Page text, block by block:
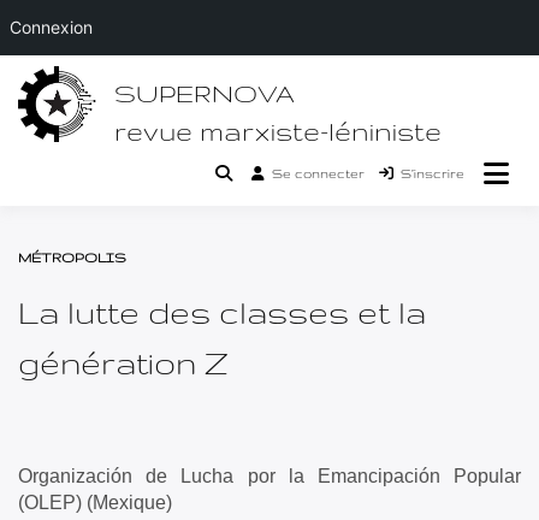
Passer
contenu
SUPERNOVA
revue marxiste-léniniste
Se connecter S’inscrire
MÉTROPOLIS
La lutte des classes et la
génération Z
Organización de Lucha por la Emancipación Popular
(OLEP) (Mexique)
Connexion